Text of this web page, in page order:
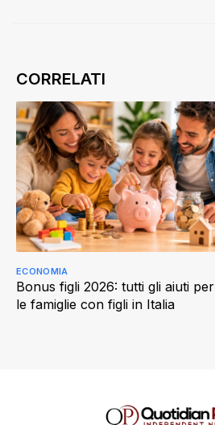
Bonus figli 2026: tutti gli aiuti per
le famiglie con figli in Italia
ECONOMIA